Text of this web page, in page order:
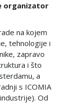
organizator
na kojem
tehnologije i
zapravo
i što
a
s ICOMIA
Od